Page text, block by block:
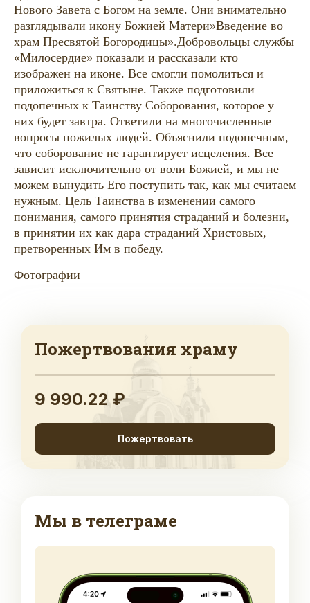
Нового Завета с Богом на земле. Они внимательно
разглядывали икону Божией Матери»Введение во
храм Пресвятой Богородицы».Добровольцы службы
«Милосердие» показали и рассказали кто
изображен на иконе. Все смогли помолиться и
приложиться к Святыне. Также подготовили
подопечных к Таинству Соборования, которое у
них будет завтра. Ответили на многочисленные
вопросы пожилых людей. Объяснили подопечным,
что соборование не гарантирует исцеления. Все
зависит исключительно от воли Божией, и мы не
можем вынудить Его поступить так, как мы считаем
нужным. Цель Таинства в изменении самого
понимания, самого принятия страданий и болезни,
в принятии их как дара страданий Христовых,
претворенных Им в победу.
Фотографии
Пожертвования храму
9 990.22 ₽
Пожертвовать
Мы в телеграме